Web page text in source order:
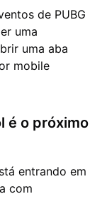
de PUBG
uma
uma aba
mobile
é o próximo
entrando em
com